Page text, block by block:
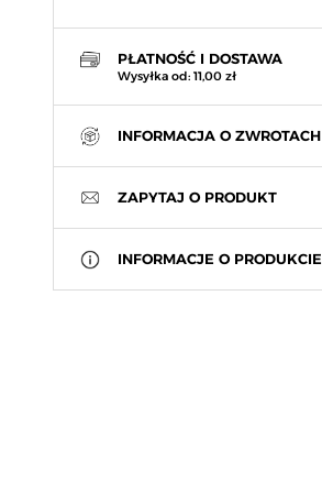
PŁATNOŚĆ I DOSTAWA
Wysyłka od: 11,00 zł
INFORMACJA O ZWROTACH
ZAPYTAJ O PRODUKT
INFORMACJE O PRODUKCIE